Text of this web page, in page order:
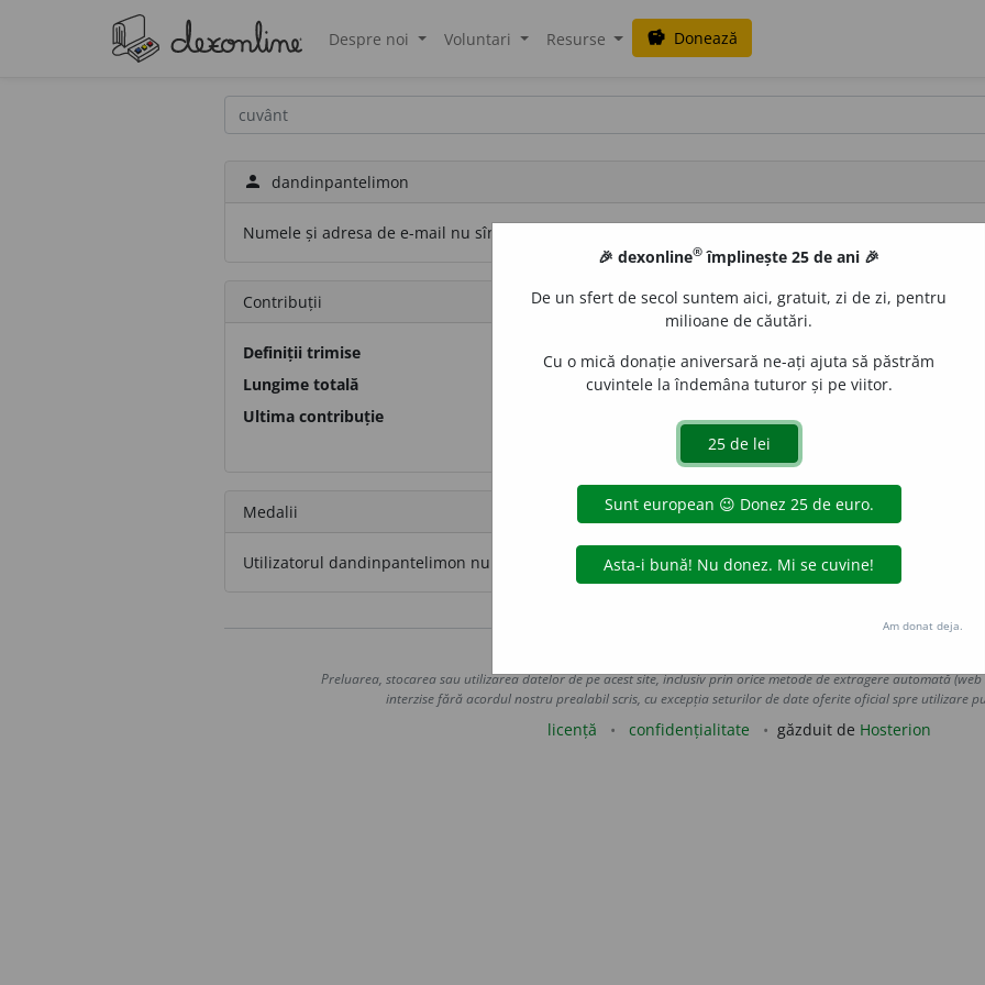
Despre noi Voluntari Resurse savings Donează
person dandinpantelimon
Numele și adresa de e-mail nu sînt vizibile.
Contribuții
Definiții trimise
1 (locul 225)
Lungime totală
120 caractere (locul 274)
Ultima contribuție
Medalii
Utilizatorul dandinpantelimon nu are medalii.
Preluarea, stocarea sau utilizarea datelor de pe acest site, inclusiv prin orice metode de extragere automată
interzise fără acordul nostru prealabil scris, cu excepția seturilor de date oferite oficial spre utilizare
licență confidențialitate găzduit de Hosterion
🎉 dexonline® împlinește 25 de ani 🎉
De un sfert de secol suntem aici, gratuit, zi de zi, pentru
milioane de căutări.
Cu o mică donație aniversară ne-ați ajuta să păstrăm
cuvintele la îndemâna tuturor și pe viitor.
Am donat deja.